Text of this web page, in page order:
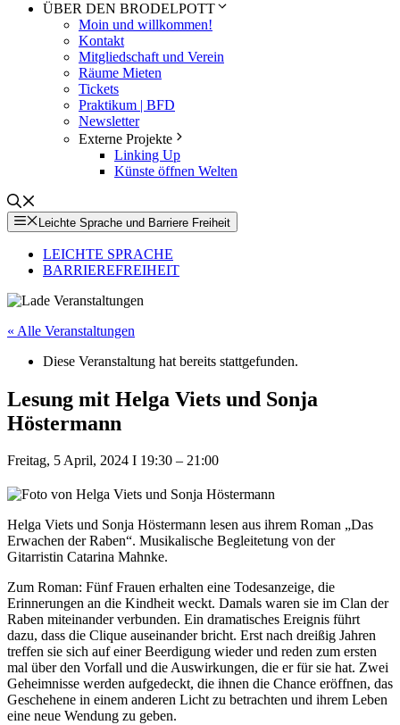
ÜBER DEN BRODELPOTT
Moin und willkommen!
Kontakt
Mitgliedschaft und Verein
Räume Mieten
Tickets
Praktikum | BFD
Newsletter
Externe Projekte
Linking Up
Künste öffnen Welten
Leichte Sprache und Barriere Freiheit
LEICHTE SPRACHE
BARRIEREFREIHEIT
« Alle Veranstaltungen
Diese Veranstaltung hat bereits stattgefunden.
Lesung mit Helga Viets und Sonja
Höstermann
Freitag, 5 April, 2024 I 19:30 – 21:00
Helga Viets und Sonja Höstermann lesen aus ihrem Roman „Das
Erwachen der Raben“. Musikalische Begleitetung von der
Gitarristin Catarina Mahnke.
Zum Roman: Fünf Frauen erhalten eine Todesanzeige, die
Erinnerungen an die Kindheit weckt. Damals waren sie im Clan der
Raben miteinander verbunden. Ein dramatisches Ereignis führt
dazu, dass die Clique auseinander bricht. Erst nach dreißig Jahren
treffen sie sich auf einer Beerdigung wieder und reden zum ersten
mal über den Vorfall und die Auswirkungen, die er für sie hat. Zwei
Geheimnisse werden aufgedeckt, die ihnen die Chance eröffnen, das
Geschehene in einem anderen Licht zu betrachten und ihrem Leben
eine neue Wendung zu geben.